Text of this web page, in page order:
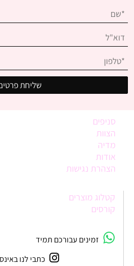
סניפים
הצוות
מדיה
אודות
הצהרת נגישות
קטלוג מוצרים
קורסים
זמינים עבורכם תמיד
כתבי לנו